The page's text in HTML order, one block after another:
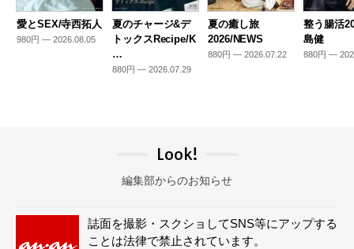
愛とSEX/寺西拓人
980円 — 2026.08.05
夏のチャージ&デ
トックスRecipe/K
…
880円 — 2026.07.29
夏の癒し旅
2026/NEWS
880円 — 2026.07.22
整う腸活
島健
880円 —
Look!
編集部からのお知らせ
誌面を撮影・スクショしてSNS等にアップする
ことは法律で禁止されています。